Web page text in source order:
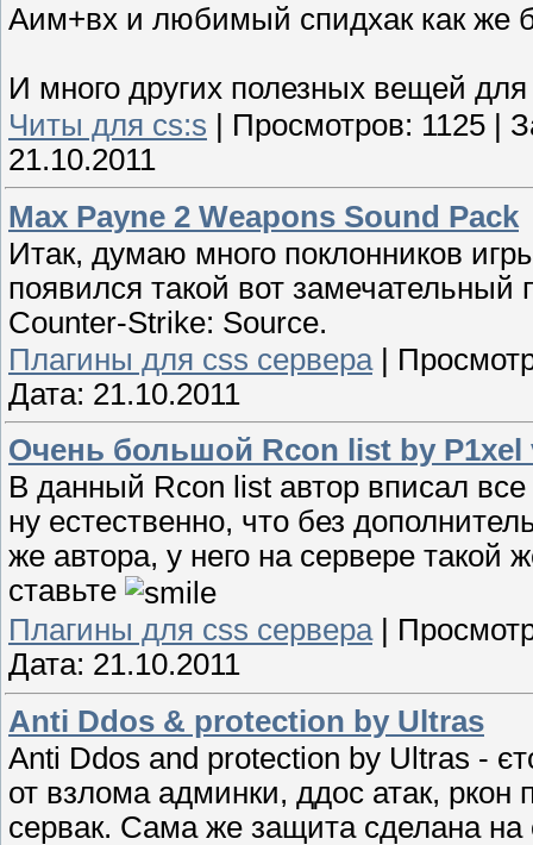
Аим+вх и любимый спидхак как же
И много других полезных вещей
Читы для cs:s
Просмотров: 1125
21.10.2011
Max Payne 2 Weapons Sound Pack
Итак, думаю много поклонников
появился такой вот замечательный
Counter-Strike: Source.
Плагины для css сервера |
Дата: 21.10.2011
Очень большой Rcon list by P1xel
В данный Rcon list автор вписал
ну естественно, что без
же автора, у него на сервере такой
ставьте
Плагины для css сервера|
Дата: 21.10.2011
Anti Ddos & protection by Ultras
Anti Ddos and protection by Ultras -
от взлома админки, ддос атак,
сервак. Сама же защита сделана на